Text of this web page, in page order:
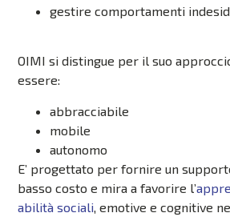
gestire comportamenti
OIMI si distingue per il suo
essere:
abbracciabile
mobile
autonomo
E’ progettato per fornire un
basso costo e mira a favorire l’
abilità sociali , emotive e cognitive